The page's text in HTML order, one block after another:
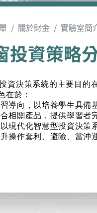
關於財金 實驗室簡
投資策略
資決策系統的主要目的
在於：
導向，以培養學生具備
相關產品，提供學習者
現代化智慧型投資決策
操作套利、避險、當沖